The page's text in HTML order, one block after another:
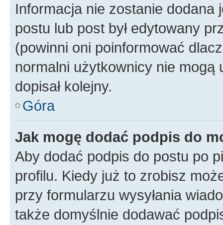
Informacja nie zostanie dodana
postu lub post był edytowany
(powinni oni poinformować
normalni użytkownicy nie
dopisał kolejny.
Góra
Jak mogę dodać podpis do
Aby dodać podpis do postu po
profilu. Kiedy już to zrobisz
przy formularzu wysyłania
także domyślnie dodawać